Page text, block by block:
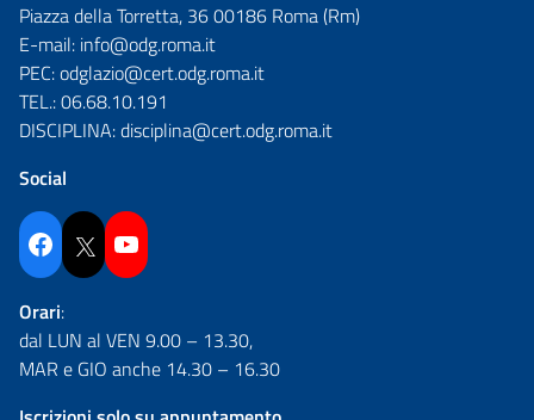
Piazza della Torretta, 36 00186 Roma (Rm)
E-mail: info@odg.roma.it
PEC:odglazio@cert.odg.roma.it
TEL.:06.68.10.191
DISCIPLINA:disciplina@cert.odg.roma.it
Social
Facebook Twitter YouTube
Orari:
dal LUN al VEN 9.00 – 13.30,
MAR e GIO anche 14.30 – 16.30